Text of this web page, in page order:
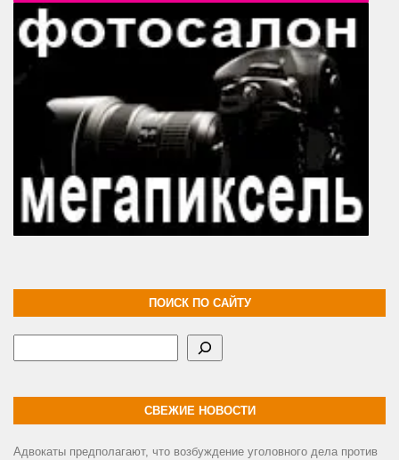
ПОИСК ПО САЙТУ
СВЕЖИЕ НОВОСТИ
Адвокаты предполагают, что возбуждение уголовного дела против